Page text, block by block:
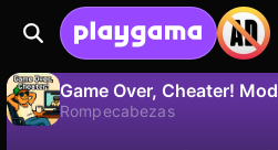
Game Over, Cheater!
Rompecabezas